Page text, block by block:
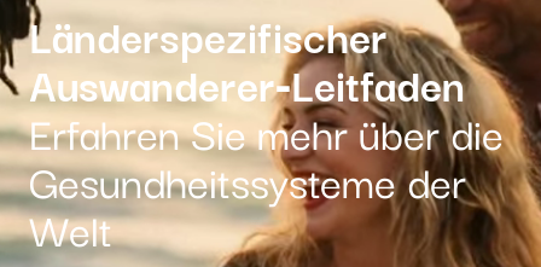
Länderspezifischer
Auswanderer‑Leitfaden
Erfahren Sie mehr über die
Gesundheitssysteme der
Welt